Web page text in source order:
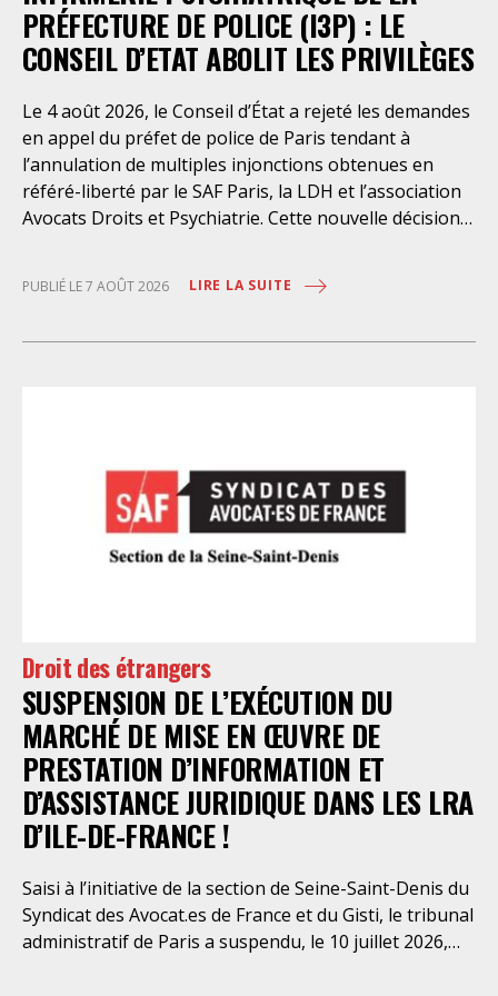
PRÉFECTURE DE POLICE (I3P) : LE
CONSEIL D’ETAT ABOLIT LES PRIVILÈGES
Le 4 août 2026, le Conseil d’État a rejeté les demandes
en appel du préfet de police de Paris tendant à
l’annulation de multiples injonctions obtenues en
référé-liberté par le SAF Paris, la LDH et l’association
Avocats Droits et Psychiatrie. Cette nouvelle décision
personnes retenues à l’infirmerie psychiatrique de la
préfecture de police de Paris. Près d’ici mais loin des
en évidence des violations graves des droits les plus
élémentaires. Saisi par le SAF Paris et la LDH, avec
l’intervention volontaire de l’association Avocats
Droits et Psychiatrie, le tribunal administratif de Paris
Paris en avait interjeté appel. Par ordonnance du 4
août dernier, le Conseil d’Etat a aboli les privilèges
dont l’infirmerie psychiatrique de la préfecture de
police a depuis trop longtemps
PUBLIÉ LE 7 AOÛT 2026 LIRE LA SUITE
Droit des étrangers
SUSPENSION DE L’EXÉCUTION DU
MARCHÉ DE MISE EN ŒUVRE DE
PRESTATION D’INFORMATION ET
D’ASSISTANCE JURIDIQUE DANS LES LRA
D’ILE-DE-FRANCE !
Saisi à l’initiative de la section de Seine-Saint-Denis du
Syndicat des Avocat.es de France et du Gisti, le tribunal
administratif de Paris a suspendu, le 10 juillet 2026,